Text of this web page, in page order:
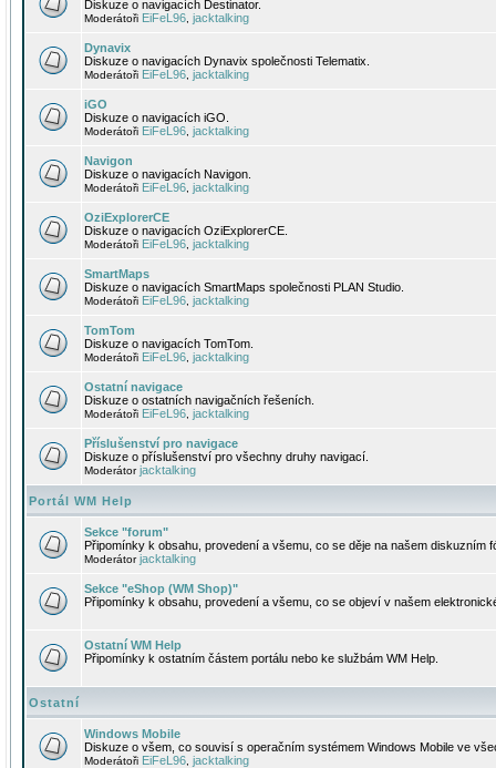
Diskuze o navigacích Destinator.
Moderátoři EiFeL96 jacktalking
Dynavix
Diskuze o navigacích Dynavix společnosti Telematix.
Moderátoři EiFeL96 jacktalking
iGO
Diskuze o navigacích iGO.
Moderátoři EiFeL96 jacktalking
Navigon
Diskuze o navigacích Navigon.
Moderátoři EiFeL96 jacktalking
OziExplorerCE
Diskuze o navigacích OziExplorerCE.
Moderátoři EiFeL96 jacktalking
SmartMaps
Diskuze o navigacích SmartMaps společnosti PLAN Studio.
Moderátoři EiFeL96 jacktalking
TomTom
Diskuze o navigacích TomTom.
Moderátoři EiFeL96 jacktalking
Ostatní navigace
Diskuze o ostatních navigačních řešeních.
Moderátoři EiFeL96 jacktalking
Příslušenství pro navigace
Diskuze o příslušenství pro všechny druhy navigací.
Moderátorjacktalking
Portál WM Help
Sekce "forum"
Připomínky k obsahu, provedení a všemu, co se děje na našem diskuzním
Moderátorjacktalking
Sekce "eShop (WM Shop)"
Připomínky k obsahu, provedení a všemu, co se objeví v našem
Ostatní WM Help
Připomínky k ostatním částem portálu nebo ke službám WM Help.
Ostatní
Windows Mobile
Diskuze o všem, co souvisí s operačním systémem Windows Mobile ve
Moderátoři EiFeL96 jacktalking